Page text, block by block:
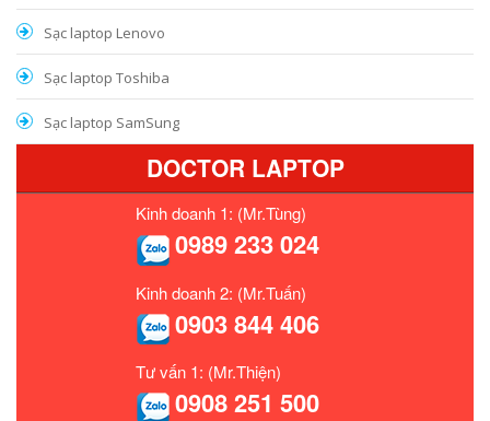
Sạc laptop Lenovo
Sạc laptop Toshiba
Sạc laptop SamSung
DOCTOR LAPTOP
Kinh doanh 1: (Mr.Tùng)
0989 233 024
Kinh doanh 2: (Mr.Tuấn)
0903 844 406
Tư vấn 1: (Mr.Thiện)
0908 251 500